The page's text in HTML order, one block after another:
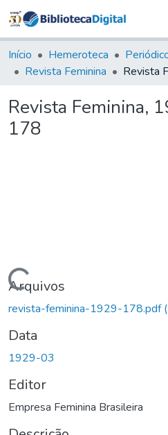
&
Tudo
Digital
Início Hemeroteca
Revista Feminina
Revista Feminina,
178
Carregando...
Arquivos
revista-feminina-1929-178.pdf
Data
1929-03
Editor
Empresa Feminina Brasileira